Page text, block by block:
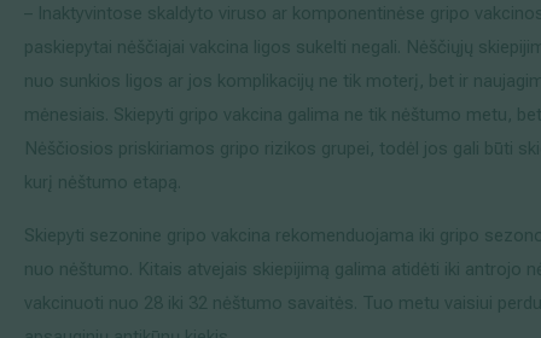
– Inaktyvintose skaldyto viruso ar komponentinėse gripo
paskiepytai nėščiajai vakcina ligos sukelti negali. Nėščiųjų
nuo sunkios ligos ar jos komplikacijų ne tik moterį, bet ir
mėnesiais. Skiepyti gripo vakcina galima ne tik nėštumo metu,
Nėščiosios priskiriamos gripo rizikos grupei, todėl jos gali būti
kurį nėštumo etapą.
Skiepyti sezonine gripo vakcina rekomenduojama iki gripo
nuo nėštumo. Kitais atvejais skiepijimą galima atidėti iki antrojo
vakcinuoti nuo 28 iki 32 nėštumo savaitės. Tuo metu vaisiui